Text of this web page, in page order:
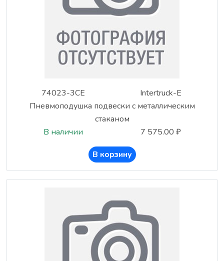
74023-3CE
Intertruck-E
Пневмоподушка подвески с металлическим
стаканом
В наличии
7 575.00 ₽
В корзину